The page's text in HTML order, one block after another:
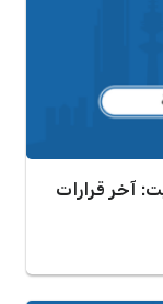
آخر قرارات